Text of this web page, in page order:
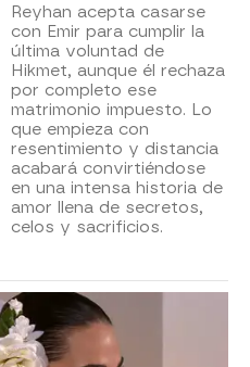
Reyhan acepta casarse
con Emir para cumplir la
última voluntad de
Hikmet, aunque él rechaza
por completo ese
matrimonio impuesto. Lo
que empieza con
resentimiento y distancia
acabará convirtiéndose
en una intensa historia de
amor llena de secretos,
celos y sacrificios.